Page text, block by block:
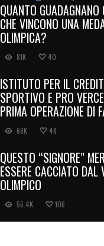
QUANTO
CHE VINCONO UNA
OLIMPICA?
81K 40
ISTITUTO PER IL
SPORTIVO E PRO
PRIMA OPERAZIONE DI
66K 48
QUESTO “SIGNORE”
ESSERE CACCIATO DAL
OLIMPICO
56.4K 106